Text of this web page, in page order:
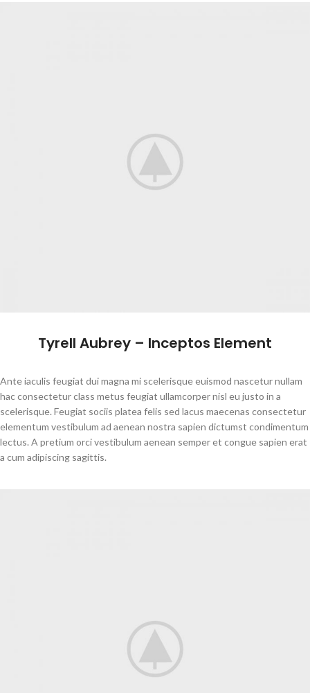
Tyrell Aubrey – Inceptos Element
Ante iaculis feugiat dui magna mi scelerisque euismod nascetur nullam
hac consectetur class metus feugiat ullamcorper nisl eu justo in a
scelerisque. Feugiat sociis platea felis sed lacus maecenas consectetur
elementum vestibulum ad aenean nostra sapien dictumst condimentum
lectus. A pretium orci vestibulum aenean semper et congue sapien erat
a cum adipiscing sagittis.